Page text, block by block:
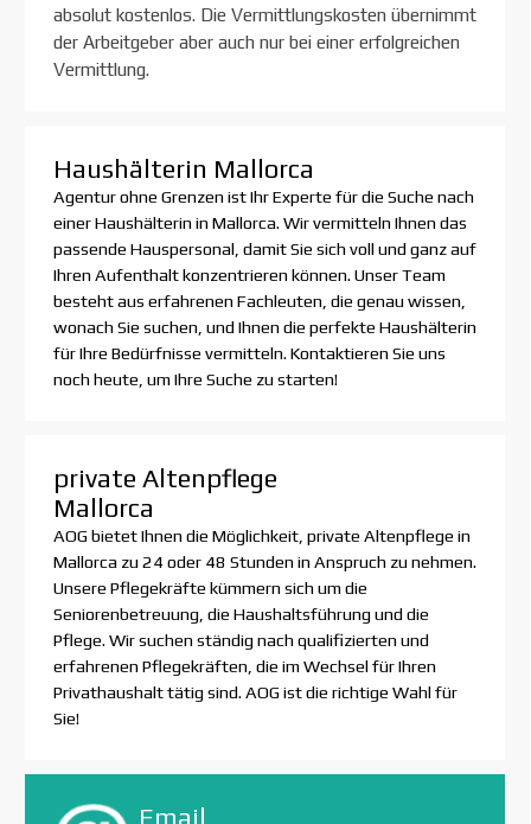
absolut kostenlos. Die Vermittlungskosten übernimmt
der Arbeitgeber aber auch nur bei einer erfolgreichen
Vermittlung.
Haushälterin Mallorca
Agentur ohne Grenzen ist Ihr Experte für die Suche nach
einer Haushälterin in Mallorca. Wir vermitteln Ihnen das
passende Hauspersonal, damit Sie sich voll und ganz auf
Ihren Aufenthalt konzentrieren können. Unser Team
besteht aus erfahrenen Fachleuten, die genau wissen,
wonach Sie suchen, und Ihnen die perfekte Haushälterin
für Ihre Bedürfnisse vermitteln. Kontaktieren Sie uns
noch heute, um Ihre Suche zu starten!
private Altenpflege
Mallorca
AOG bietet Ihnen die Möglichkeit, private Altenpflege in
Mallorca zu 24 oder 48 Stunden in Anspruch zu nehmen.
Unsere Pflegekräfte kümmern sich um die
Seniorenbetreuung, die Haushaltsführung und die
Pflege. Wir suchen ständig nach qualifizierten und
erfahrenen Pflegekräften, die im Wechsel für Ihren
Privathaushalt tätig sind. AOG ist die richtige Wahl für
Sie!
Email